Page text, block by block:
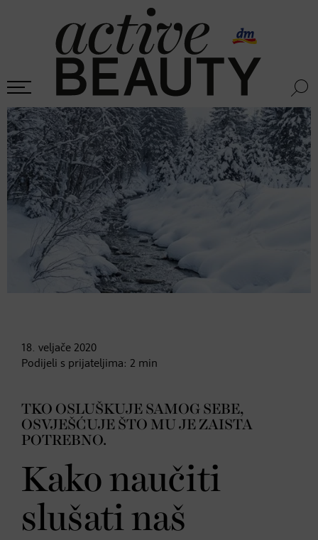
18. veljače 2020
Podijeli s prijateljima: 2 min
TKO OSLUŠKUJE SAMOG SEBE,
OSVJEŠĆUJE ŠTO MU JE ZAISTA
POTREBNO.
Kako naučiti
slušati naš